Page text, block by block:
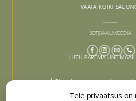
Teie privaatsus on
VAATA KÕIKI
SOTSIAALMEEDIA
LIITU PAREMA UNE
Sinu tee paremaks
liitu ja lase end